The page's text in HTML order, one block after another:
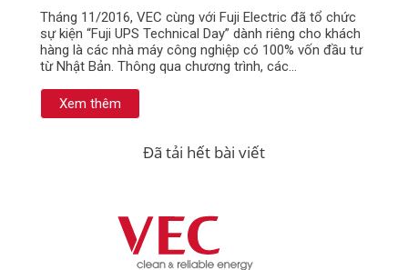
Tháng 11/2016, VEC cùng với Fuji Electric đã tổ chức
sự kiện “Fuji UPS Technical Day” dành riêng cho khách
hàng là các nhà máy công nghiệp có 100% vốn đầu tư
từ Nhật Bản. Thông qua chương trình, các…
Xem thêm
Đã tải hết bài viết